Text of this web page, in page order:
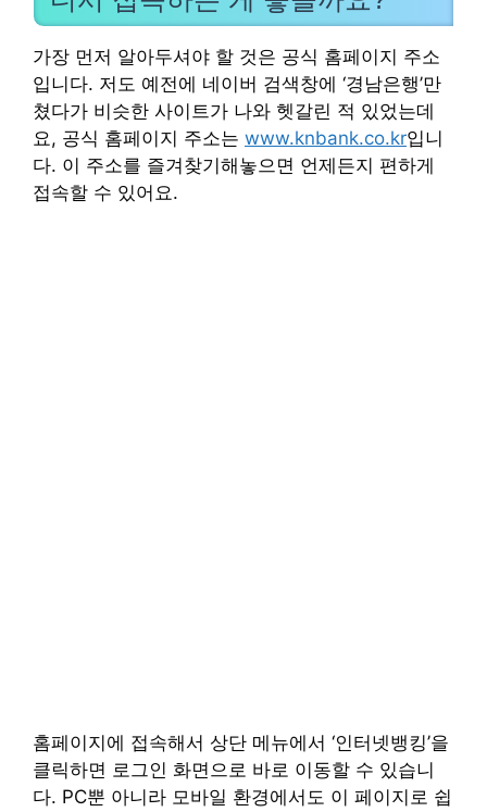
가장 먼저 알아두셔야 할 것은 공식 홈페이지 주소
입니다. 저도 예전에 네이버 검색창에 ‘경남은행’만
쳤다가 비슷한 사이트가 나와 헷갈린 적 있었는데
요, 공식 홈페이지 주소는 www.knbank.co.kr입니
다. 이 주소를 즐겨찾기해놓으면 언제든지 편하게
접속할 수 있어요.
홈페이지에 접속해서 상단 메뉴에서 ‘인터넷뱅킹’을
클릭하면 로그인 화면으로 바로 이동할 수 있습니
다. PC뿐 아니라 모바일 환경에서도 이 페이지로 쉽